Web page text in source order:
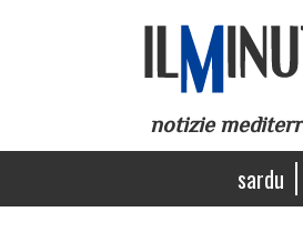
notizie
Navigazione
principale
sardu